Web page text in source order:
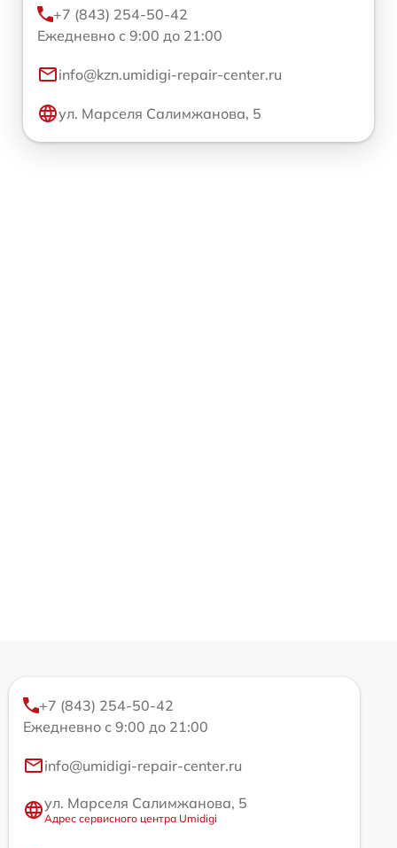
+7 (843) 254-50-42
Ежедневно с 9:00 до 21:00
info@kzn.umidigi-repair-center.ru
ул. Марселя Салимжанова, 5
+7 (843) 254-50-42
Ежедневно с 9:00 до 21:00
info@umidigi-repair-center.ru
ул. Марселя Салимжанова, 5
Адрес сервисного центра Umidigi